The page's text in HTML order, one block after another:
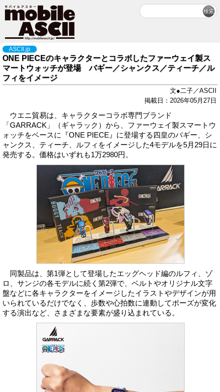
ASCII.jp
ONE PIECEのキャラクターとコラボしたファーウェイ製ス
マートウォッチが登場 バギー／シャンクス／ティーチ／ル
フィをイメージ
文●二子／ASCII
掲載日：2026年05月27日
ウエニ貿易は、キャラクターコラボ専門ブランド
「GARRACK」（ギャラック）から、ファーウェイ製スマートウ
ォッチをベースに『ONE PIECE』に登場する四皇のバギー、シ
ャンクス、ティーチ、ルフィをイメージした4モデルを5月29日に
発売する。価格はいずれも1万2980円。
同製品は、第1弾として登場したエッグヘッド編のルフィ、ゾ
ロ、サンジの各モデルに続く第2弾で、ベルトやオリジナル文字
盤などに各キャラクターをイメージしたイラストやデザインが用
いられているだけでなく、歩数や心拍数に連動してポーズが変化
する演出など、さまざまな要素が盛り込まれている。